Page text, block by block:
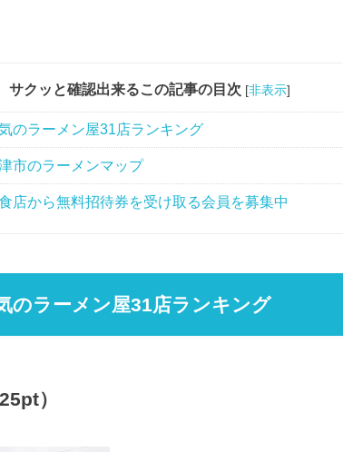
サクッと確認出来るこの記事の目次 [非表示]
のラーメン屋31店ランキング
市のラーメンマップ
店から無料招待券を受け取る会員を募集中
のラーメン屋31店ランキング
）